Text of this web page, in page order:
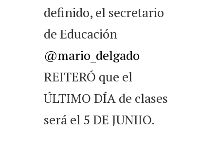
definido, el secretario
de Educación
@mario_delgado
REITERÓ que el
ÚLTIMO DÍA de clases
será el 5 DE JUNIIO.